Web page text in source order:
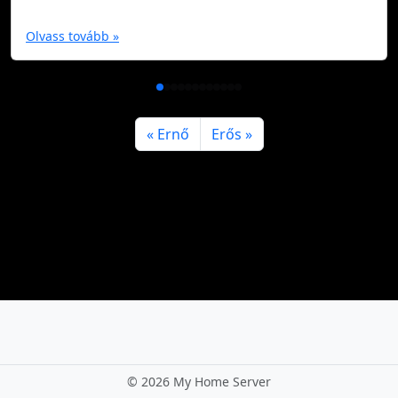
Olvass tovább »
Ernő Erős
© 2026 My Home Server